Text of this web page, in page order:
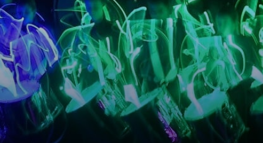
KADETTENKORPS
SPORT
MUSIK / TAMBOUREN
BÖGELE / KLEINKALIBER